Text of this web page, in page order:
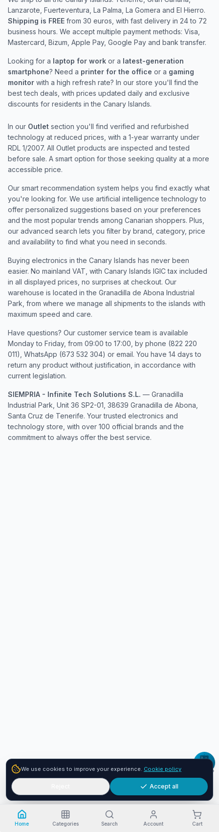
Lanzarote, Fuerteventura, La Palma, La Gomera and El Hierro.
Shipping is FREE from 30 euros, with fast delivery in 24 to 72
business hours. We accept multiple payment methods: Visa,
Mastercard, Bizum, Apple Pay, Google Pay and bank transfer.
Looking for a laptop for work or a latest-generation
smartphone? Need a printer for the office or a gaming
monitor with a high refresh rate? In our store you'll find the
best tech deals, with prices updated daily and exclusive
discounts for residents in the Canary Islands.
In our Outlet section you'll find verified and refurbished
technology at reduced prices, with a 1-year warranty under
RDL 1/2007. All Outlet products are inspected and tested
before sale. A smart option for those seeking quality at a more
accessible price.
Our smart recommendation system helps you find exactly what
you're looking for. We use artificial intelligence technology to
offer personalized suggestions based on your preferences
and the most popular trends among Canarian shoppers. Plus,
our advanced search lets you filter by brand, category, price
and availability to find what you need in seconds.
Buying electronics in the Canary Islands has never been
easier. No mainland VAT, with Canary Islands IGIC tax included
in all displayed prices, no surprises at checkout. Our
warehouse is located in the Granadilla de Abona Industrial
Park, from where we manage all shipments to the islands with
maximum speed and care.
Have questions? Our customer service team is available
Monday to Friday, from 09:00 to 17:00, by phone (822 220
011), WhatsApp (673 532 304) or email. You have 14 days to
return any product without justification, in accordance with
current legislation.
SIEMPRIA - Infinite Tech Solutions S.L. — Granadilla
Industrial Park, Unit 36 SP2-01, 38639 Granadilla de Abona,
Santa Cruz de Tenerife. Your trusted electronics and
technology store, with over 100 official brands and the
commitment to always offer the best service.
We use cookies to improve your experience. Cookie policy
Accept all
Home Categories Search Account Cart